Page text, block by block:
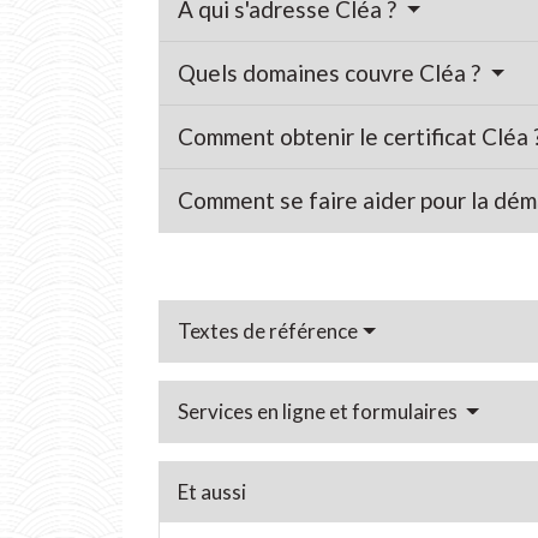
À qui s'adresse Cléa ?
Quels domaines couvre Cléa ?
Comment obtenir le certificat Cléa
Comment se faire aider pour la
Textes de référence
Services en ligne et formulaires
Et aussi